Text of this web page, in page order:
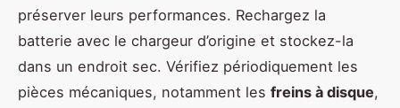
préserver leurs performances. Rechargez la
batterie avec le chargeur d’origine et stockez-la
dans un endroit sec. Vérifiez périodiquement les
pièces mécaniques, notamment les freins à disque,